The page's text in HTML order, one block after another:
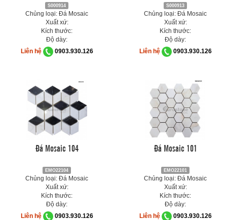
S000914
Chủng loại: Đá Mosaic
Xuất xứ:
Kích thước:
Độ dày:
Liên hệ
0903.930.126
S000913
Chủng loại: Đá Mosaic
Xuất xứ:
Kích thước:
Độ dày:
Liên hệ
0903.930.126
Đá Mosaic 104
EMO22104
Chủng loại: Đá Mosaic
Xuất xứ:
Kích thước:
Độ dày:
Liên hệ
0903.930.126
Đá Mosaic 101
EMO22101
Chủng loại: Đá Mosaic
Xuất xứ:
Kích thước:
Độ dày:
Liên hệ
0903.930.126